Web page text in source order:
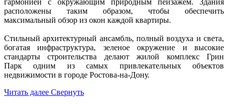
расположены таким образом, чтобы обеспечить
максимальный обзор из окон каждой квартиры.
Стильный архитектурный ансамбль, полный воздуха и света,
богатая инфраструктура, зеленое окружение и высокие
стандарты строительства делают жилой комплекс Грин
Парк одним из самых привлекательных объектов
недвижимости в городе Ростова-на-Дону.
Читать далее Свернуть